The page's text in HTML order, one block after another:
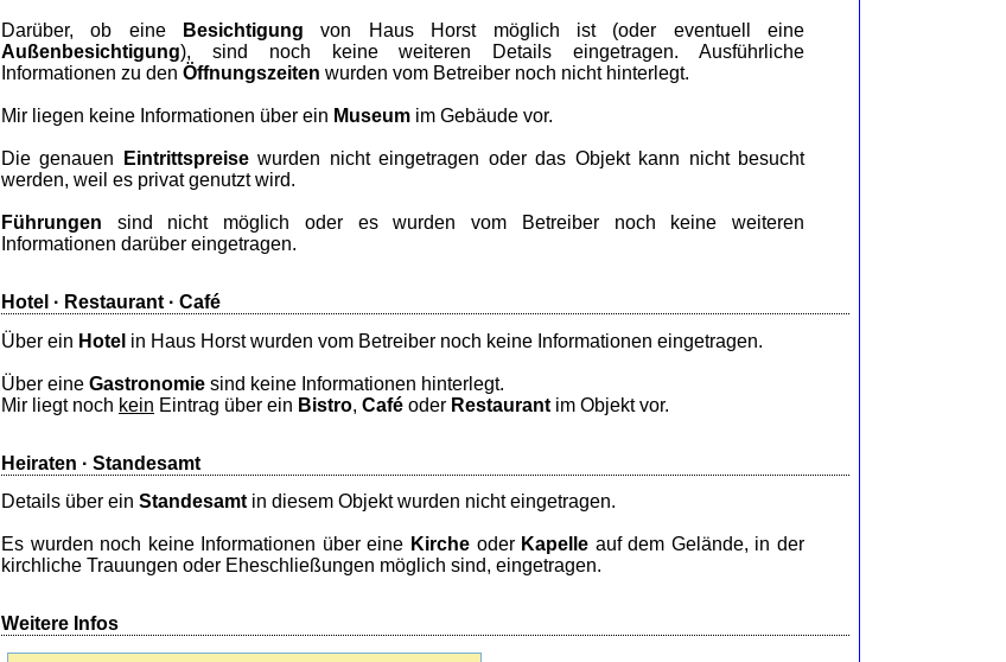
Darüber, ob eine Besichtigung von Haus Horst möglich ist (oder eventuell eine
Außenbesichtigung), sind noch keine weiteren Details eingetragen. Ausführliche
Informationen zu den Öffnungszeiten wurden vom Betreiber noch nicht hinterlegt.
Mir liegen keine Informationen über ein Museum im Gebäude vor.
Die genauen Eintrittspreisewurden nicht eingetragen oder das Objekt kann nicht besucht
werden, weil es privat genutzt wird.
Führungen sind nicht möglich oder es wurden vom Betreiber noch keine weiteren
Informationen darüber eingetragen.
Hotel · Restaurant · Café
Über ein Hotel in Haus Horst wurden vom Betreiber noch keine Informationen eingetragen.
Über eine Gastronomie sind keine Informationen hinterlegt.
Mir liegt noch kein Eintrag über ein Bistro, Café oder Restaurant im Objekt vor.
Heiraten · Standesamt
Details über ein Standesamt in diesem Objekt wurden nicht eingetragen.
Es wurden noch keine Informationen über eine Kirche oder Kapelle auf dem Gelände, in der
kirchliche Trauungen oder Eheschließungen möglich sind, eingetragen.
Weitere Infos